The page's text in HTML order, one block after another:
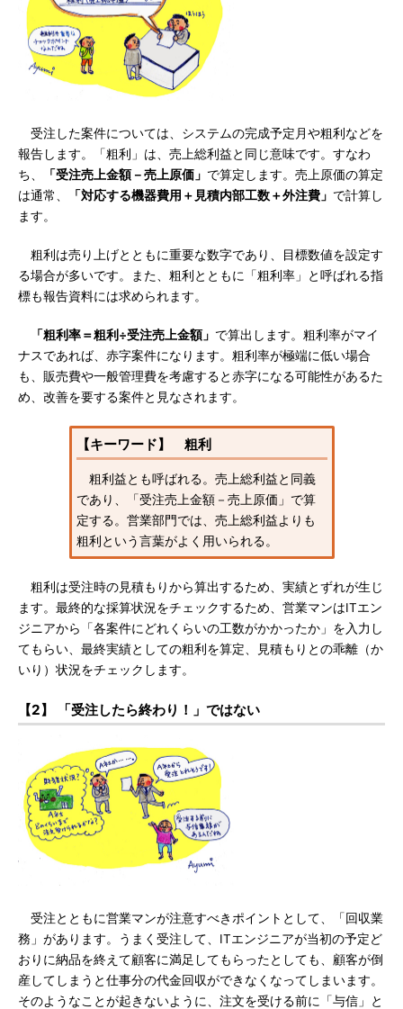
受注した案件については、システムの完成予定月や粗利などを
報告します。「粗利」は、売上総利益と同じ意味です。すなわ
ち、
「受注売上金額－売上原価」 で算定します。売上原価の算定
は通常、
「対応する機器費用＋見積内部工数＋外注費」 で計算し
ます。
粗利は売り上げとともに重要な数字であり、目標数値を設定す
る場合が多いです。また、粗利とともに「粗利率」と呼ばれる指
標も報告資料には求められます。
「粗利率＝粗利÷受注売上金額」 で算出します。粗利率がマイ
ナスであれば、赤字案件になります。粗利率が極端に低い場合
も、販売費や一般管理費を考慮すると赤字になる可能性があるた
め、改善を要する案件と見なされます。
【キーワード】 粗利
粗利益とも呼ばれる。売上総利益と同義
であり、「受注売上金額－売上原価」で算
定する。営業部門では、売上総利益よりも
粗利という言葉がよく用いられる。
粗利は受注時の見積もりから算出するため、実績とずれが生じ
ます。最終的な採算状況をチェックするため、営業マンはITエン
ジニアから「各案件にどれくらいの工数がかかったか」を入力し
てもらい、最終実績としての粗利を算定、見積もりとの乖離（か
いり）状況をチェックします。
【2】 「受注したら終わり！」ではない
受注とともに営業マンが注意すべきポイントとして、「回収業
務」があります。うまく受注して、ITエンジニアが当初の予定ど
おりに納品を終えて顧客に満足してもらったとしても、顧客が倒
産してしまうと仕事分の代金回収ができなくなってしまいます。
そのようなことが起きないように、注文を受ける前に「与信」と